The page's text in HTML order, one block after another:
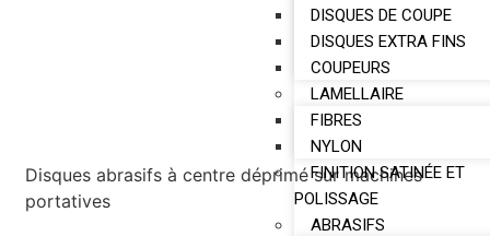
DISQUES DE COUPE
DISQUES EXTRA FINS
COUPEURS
LAMELLAIRE
FIBRES
NYLON
FINITION SATINÉE ET
POLISSAGE
ABRASIFS
Disques abrasifs à centre déprimé sur machines
portatives